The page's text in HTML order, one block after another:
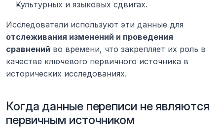
Культурных и языковых сдвигах.
отслеживания изменений и проведения
сравнений во времени, что закрепляет их роль в
качестве ключевого первичного источника в
исторических исследованиях.
Когда данные переписи не являются
первичным источником